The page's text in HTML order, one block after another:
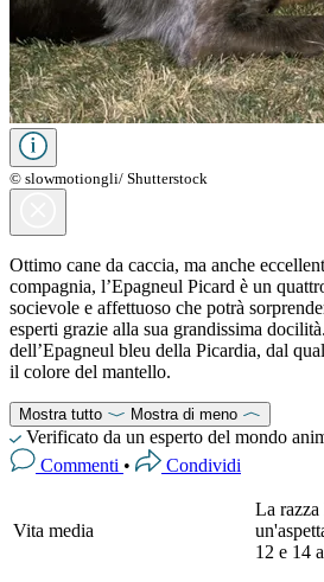
© slowmotiongli/ Shutterstock
Ottimo cane da caccia, ma anche
compagnia, l’Epagneul Picard è un
socievole e affettuoso che potrà
esperti grazie alla sua grandissima
dell’Epagneul bleu della Picardia, dal
il colore del mantello.
Mostra tutto Mostra di meno
Verificato da un esperto del mondo
Commenti • Condividi
Vita media
La razza
12 e 14